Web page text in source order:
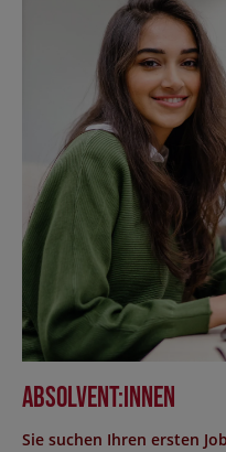
Absolvent:innen
Sie suchen Ihren ersten